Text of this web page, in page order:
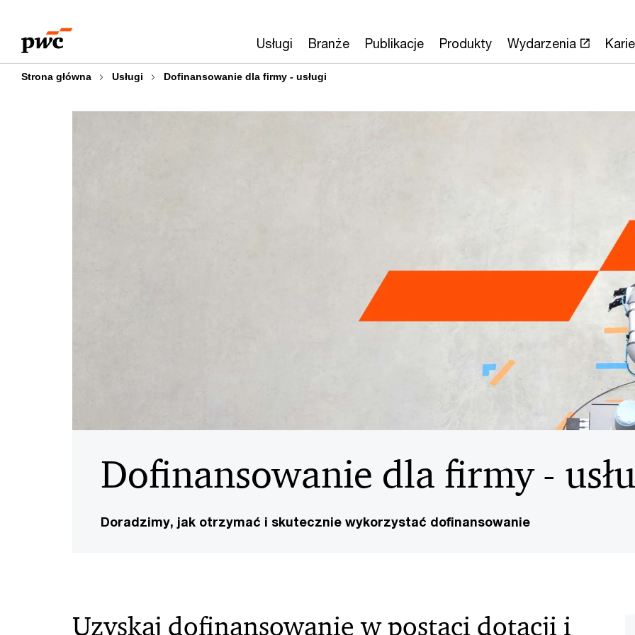
treści
stopki
Usługi Branże Publikacje Produkty Wydarzenia
Strona główna Usługi Dofinansowanie dla firmy - usługi
Doradzimy, jak otrzymać i skutecznie wykorzystać dofinansowanie
Dofinansowanie dla firmy -
Uzyskaj dofinansowanie w postaci dotacji i